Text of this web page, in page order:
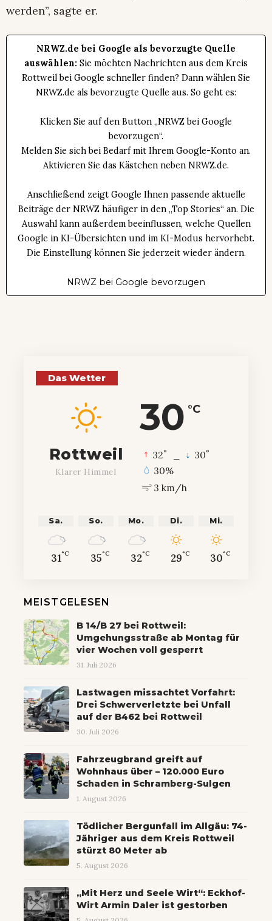
werden”, sagte er.
NRWZ.de bei Google als bevorzugte Quelle
auswählen: Sie möchten Nachrichten aus dem Kreis
Rottweil bei Google schneller finden? Dann wählen Sie
NRWZ.de als bevorzugte Quelle aus. So geht es:
Klicken Sie auf den Button „NRWZ bei Google
bevorzugen“.
Melden Sie sich bei Bedarf mit Ihrem Google-Konto an.
Aktivieren Sie das Kästchen neben NRWZ.de.
Anschließend zeigt Google Ihnen passende aktuelle
Beiträge der NRWZ häufiger in den „Top Stories“ an. Die
Auswahl kann außerdem beeinflussen, welche Quellen
Google in KI-Übersichten und im KI-Modus hervorhebt.
Die Einstellung können Sie jederzeit wieder ändern.
NRWZ bei Google bevorzugen
Das Wetter
30 °C
Rottweil
Klarer Himmel
32° 30°
30%
3 km/h
Sa.
31°C
So.
35°C
Mo.
32°C
Di.
29°C
Mi.
30°C
MEISTGELESEN
B 14/B 27 bei Rottweil:
Umgehungsstraße ab Montag für
vier Wochen voll gesperrt
31. Juli 2026
Lastwagen missachtet Vorfahrt:
Drei Schwerverletzte bei Unfall
auf der B462 bei Rottweil
30. Juli 2026
Fahrzeugbrand greift auf
Wohnhaus über – 120.000 Euro
Schaden in Schramberg-Sulgen
1. August 2026
Tödlicher Bergunfall im Allgäu: 74-
Jähriger aus dem Kreis Rottweil
stürzt 80 Meter ab
5. August 2026
„Mit Herz und Seele Wirt“: Eckhof-
Wirt Armin Daler ist gestorben